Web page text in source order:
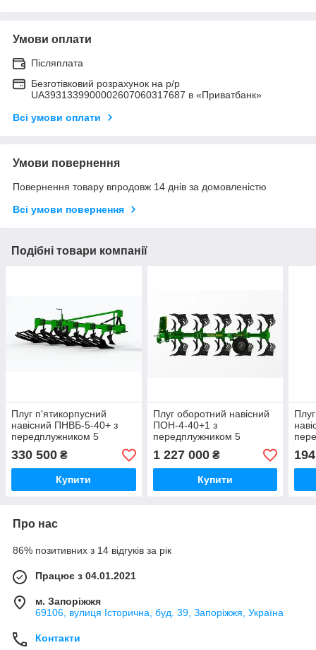
Умови оплати
Післяплата
Безготівковий розрахунок на р/р
UA3931339900002607060317687 в «Приватбанк»
Всі умови оплати
Умови повернення
Повернення товару впродовж 14 днів за домовленістю
Всі умови повернення
Подібні товари компанії
Плуг п'ятикорпусний
навісний ПНВБ-5-40+ з
передплужником 5
корпусів Велес-Агро
330 500 ₴
Купити
Плуг оборотний навісний
ПОН-4-40+1 з
передплужником 5
корпуса Велес-Агро
1 227 000₴
Купити
Про нас
86% позитивних з 14 відгуків за рік
Працює з 04.01.2021
м. Запоріжжя
69106, вулиця Історична, буд. 39, Запоріжжя, Україна
Контакти